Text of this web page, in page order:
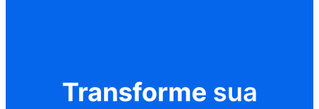
Transforme sua